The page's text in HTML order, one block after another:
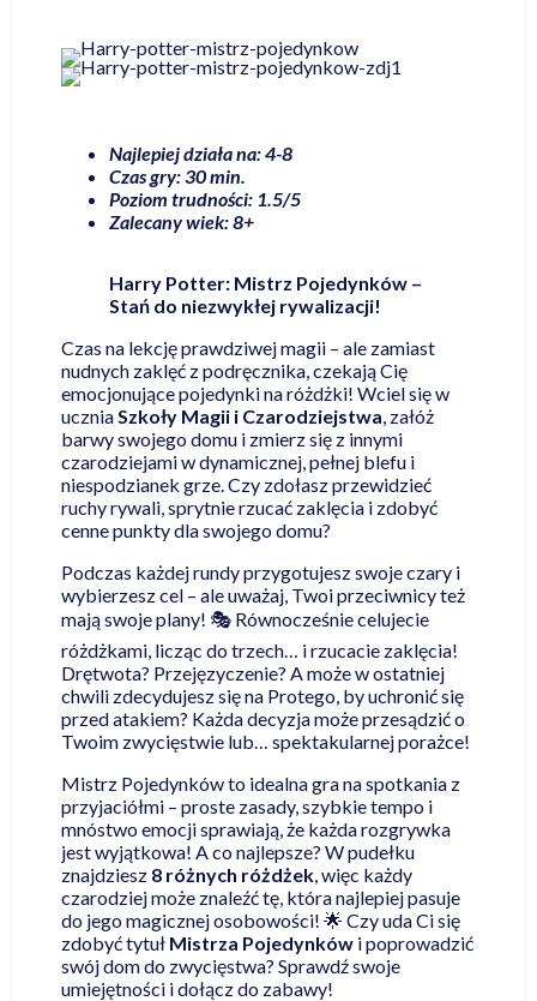
Najlepiej działa na: 4-8
Czas gry: 30 min.
Poziom trudności: 1.5/5
Zalecany wiek: 8+
Harry Potter: Mistrz Pojedynków –
Stań do niezwykłej rywalizacji!
Czas na lekcję prawdziwej magii – ale zamiast
nudnych zaklęć z podręcznika, czekają Cię
emocjonujące pojedynki na różdżki! Wciel się w
uczniaSzkoły Magii i Czarodziejstwa, załóż
barwy swojego domu i zmierz się z innymi
czarodziejami w dynamicznej, pełnej blefu i
niespodzianek grze. Czy zdołasz przewidzieć
ruchy rywali, sprytnie rzucać zaklęcia i zdobyć
cenne punkty dla swojego domu?
Podczas każdej rundy przygotujesz swoje czary i
wybierzesz cel – ale uważaj, Twoi przeciwnicy też
mają swoje plany! 🎭 Równocześnie celujecie
różdżkami, licząc do trzech… i rzucacie zaklęcia!
Drętwota? Przejęzyczenie? A może w ostatniej
chwili zdecydujesz się na Protego, by uchronić się
przed atakiem? Każda decyzja może przesądzić o
Twoim zwycięstwie lub… spektakularnej porażce!
Mistrz Pojedynków to idealna gra na spotkania z
przyjaciółmi – proste zasady, szybkie tempo i
mnóstwo emocji sprawiają, że każda rozgrywka
jest wyjątkowa! A co najlepsze? W pudełku
znajdziesz 8 różnych różdżek, więc każdy
czarodziej może znaleźć tę, która najlepiej pasuje
do jego magicznej osobowości! 🌟 Czy uda Ci się
zdobyć tytuł Mistrza Pojedynków i poprowadzić
swój dom do zwycięstwa? Sprawdź swoje
umiejętności i dołącz do zabawy!